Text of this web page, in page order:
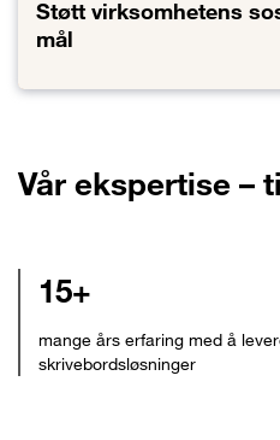
Støtt virksomhetens
mål
Vår ekspertise –
15+
mange års erfaring med å
skrivebordsløsninger